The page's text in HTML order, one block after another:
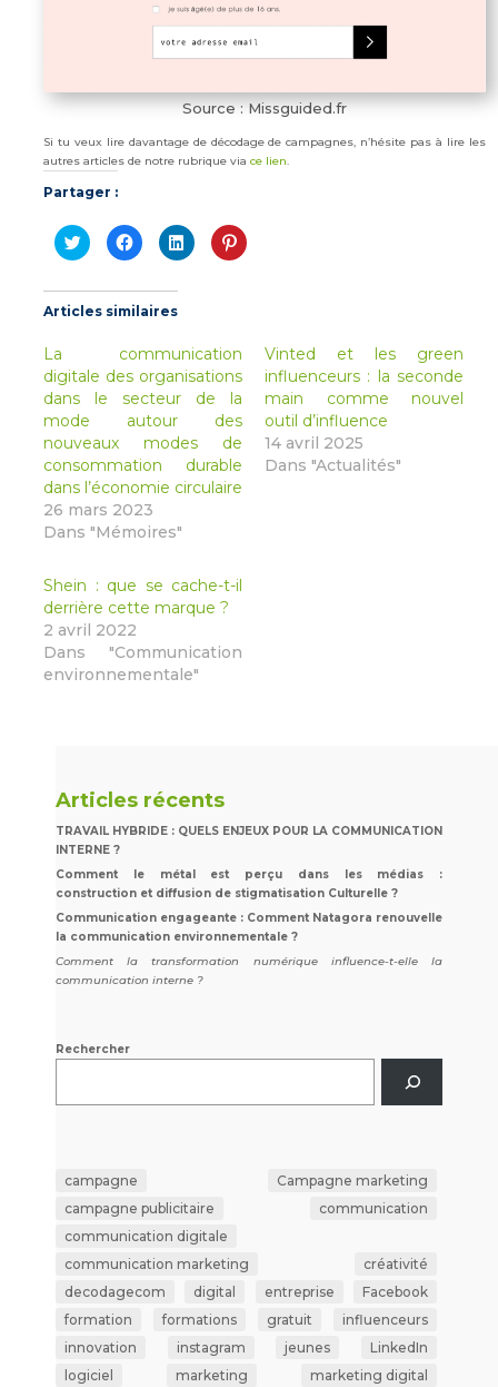
Source : Missguided.fr
Si tu veux lire davantage de décodage de campagnes, n’hésite pas à lire les
autres articles de notre rubrique via ce lien.
Partager :
Cliquez
pour
partager
Twitter(ouvre
dans
une
Cliquez
pour
partager
Facebook(ouvre
dans
une
Cliquez
pour
partager
fenêtre)
Cliquez
pour
fenêtre)
Articles similaires
La communication
digitale des organisations
dans le secteur de la
mode autour des
nouveaux modes de
consommation durable
dans l’économie circulaire
26 mars 2023
Dans "Mémoires"
Vinted et les green
influenceurs : la seconde
main comme nouvel
outil d’influence
14 avril 2025
Dans "Actualités"
Shein : que se cache-t-il
derrière cette marque ?
2 avril 2022
Dans "Communication
environnementale"
Articles récents
TRAVAIL HYBRIDE : QUELS ENJEUX POUR LA COMMUNICATION
INTERNE ?
Comment le métal est perçu dans les médias :
construction et diffusion de stigmatisation Culturelle ?
Communication engageante : Comment Natagora renouvelle
la communication environnementale ?
Comment la transformation numérique influence-t-elle la
communication interne ?
Rechercher
campagne
Campagne marketing
campagne publicitaire
communication
communication digitale
communication marketing
créativité
decodagecom
digital entreprise
Facebook
formation
formations gratuit
influenceurs
innovation
instagram jeunes
LinkedIn
logiciel
marketing
marketing digital